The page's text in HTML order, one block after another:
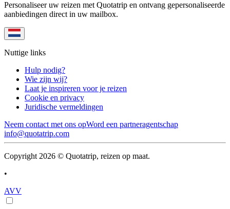
Personaliseer uw reizen met Quotatrip en ontvang gepersonaliseerde
aanbiedingen direct in uw mailbox.
Nuttige links
Hulp nodig?
Wie zijn wij?
Laat je inspireren voor je reizen
Cookie en privacy
Juridische vermeldingen
Neem contact met ons opWord een partneragentschap
info@quotatrip.com
Copyright 2026 © Quotatrip, reizen op maat.
•
AVV